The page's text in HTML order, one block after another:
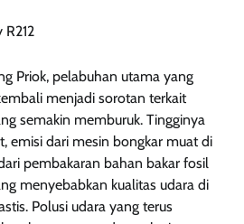
R212
Priok, pelabuhan utama yang
menjadi sorotan terkait
semakin memburuk. Tingginya
emisi dari mesin bongkar muat di
pembakaran bahan bakar fosil
menyebabkan kualitas udara di
Polusi udara yang terus